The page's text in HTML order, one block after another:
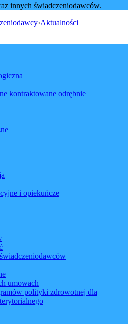
innych świadczeniodawców.
›Aktualności
kontraktowane odrębnie
i opiekuńcze
umowach
polityki zdrowotnej dla